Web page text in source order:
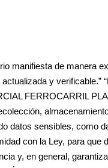
manifiesta de manera
y verificable.”
FERROCARRIL
datos sensibles, como
con la Ley, para que
y, en general,